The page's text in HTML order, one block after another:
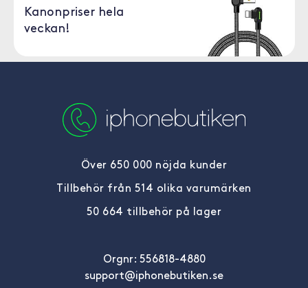
Kanonpriser hela
veckan!
Över 650 000 nöjda kunder
Tillbehör från 514 olika varumärken
50 664 tillbehör på lager
Orgnr: 556818-4880
support@iphonebutiken.se